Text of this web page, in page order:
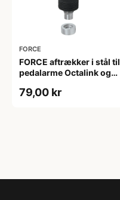
FORCE
FORCE aftrækker i stål til
pedalarme Octalink og
79,00 kr